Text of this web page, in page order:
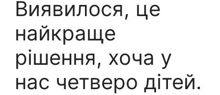
Виявилося, це
найкраще
рішення, хоча у
нас четверо дітей.